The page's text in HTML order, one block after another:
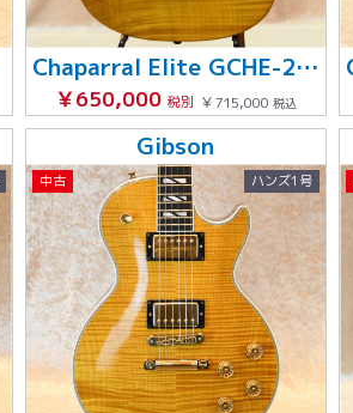
Chaparral Elite GCHE-2533
￥650,000 税別 ￥715,000 税込
Gibson
中古 ハンズ1号